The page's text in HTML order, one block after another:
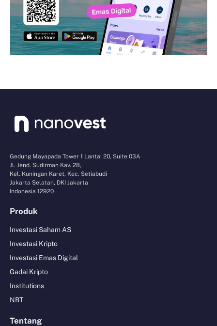
Gedung Mayapada Tower 1 Lantai 20, Suite 03A
Jl. Jend. Sudirman Kav. 28,
Kel. Kuningan Karet, Kec. Setiabudi
Jakarta Selatan, DKI Jakarta
Indonesia 12920
Produk
Investasi Saham AS
Investasi Kripto
Investasi Emas Digital
Gadai Kripto
Institutions
NBT
Tentang